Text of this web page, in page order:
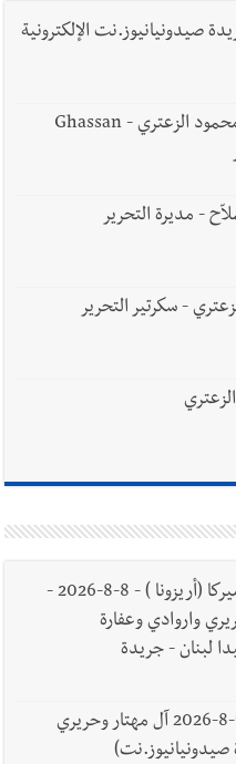
صيدونيانيوز.نت الإلكترونية
الصحافي السفير غسان محمود الزعتري - Ghassan
- مديرة التحرير
- سكرتير التحرير
وفاة دايفيد علي غازي غريري في أميركا (أريزونا ) - 8-8-2026 -
صيدا - 10-8-2026 آل غريري واروادي وعفارة
لبنان - جريدة
وفاة الحاجة هدية إبراهيم مهتار - 9-8-2026 آل مهتار وحريري